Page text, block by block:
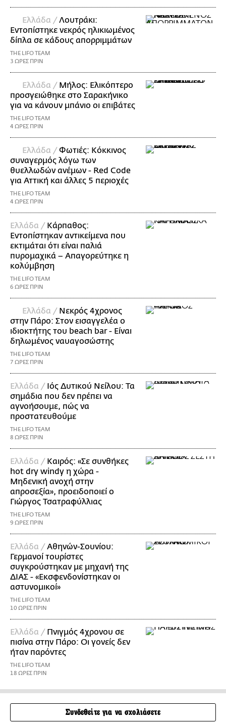
Ελλάδα /Λουτράκι:
Εντοπίστηκε νεκρός ηλικιωμένος
δίπλα σε κάδους απορριμμάτων
THE LIFO TEAM
3 ΩΡΕΣ ΠΡΙΝ
Ελλάδα / Μήλος: Ελικόπτερο
προσγειώθηκε στο Σαρακήνικο
για να κάνουν μπάνιο οι επιβάτες
THE LIFO TEAM
4 ΩΡΕΣ ΠΡΙΝ
Ελλάδα /Φωτιές: Κόκκινος
συναγερμός λόγω των
θυελλωδών ανέμων - Red Code
για Αττική και άλλες 5 περιοχές
THE LIFO TEAM
4 ΩΡΕΣ ΠΡΙΝ
Ελλάδα / Κάρπαθος:
Εντοπίστηκαν αντικείμενα που
εκτιμάται ότι είναι παλιά
πυρομαχικά – Απαγορεύτηκε η
κολύμβηση
THE LIFO TEAM
6 ΩΡΕΣ ΠΡΙΝ
Ελλάδα / Νεκρός 4χρονος
στην Πάρο: Στον εισαγγελέα ο
ιδιοκτήτης του beach bar - Είναι
δηλωμένος ναυαγοσώστης
THE LIFO TEAM
7 ΩΡΕΣ ΠΡΙΝ
Ελλάδα / Ιός Δυτικού Νείλου: Τα
σημάδια που δεν πρέπει να
αγνοήσουμε, πώς να
προστατευθούμε
THE LIFO TEAM
8 ΩΡΕΣ ΠΡΙΝ
Ελλάδα / Καιρός: «Σε συνθήκες
hot dry windy η χώρα -
Μηδενική ανοχή στην
απροσεξία», προειδοποιεί ο
Γιώργος Τσατραφύλλιας
THE LIFO TEAM
9 ΩΡΕΣ ΠΡΙΝ
Ελλάδα /Αθηνών-Σουνίου:
Γερμανοί τουρίστες
συγκρούστηκαν με μηχανή της
ΔΙΑΣ - «Εκσφενδονίστηκαν οι
αστυνομικοί»
THE LIFO TEAM
10 ΩΡΕΣ ΠΡΙΝ
Ελλάδα / Πνιγμός 4χρονου σε
πισίνα στην Πάρο: Οι γονείς δεν
ήταν παρόντες
THE LIFO TEAM
18 ΩΡΕΣ ΠΡΙΝ
Συνδεθείτε για να σχολιάσετε